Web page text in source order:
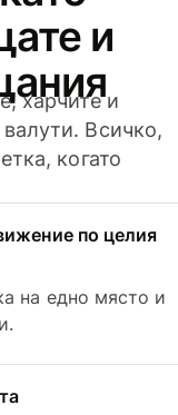
и
харчите и
Всичко,
когато
по целия
на едно място и